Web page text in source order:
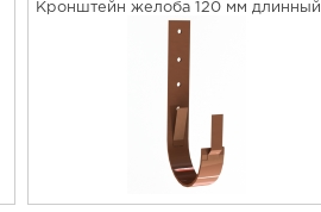
Кронштейн желоба 120 мм длинный